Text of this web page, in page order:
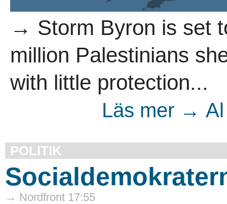
→ Storm Byron is set
million Palestinians
with little protection...
Läs mer → Al
POLITIK
→ Nordfront 17:55